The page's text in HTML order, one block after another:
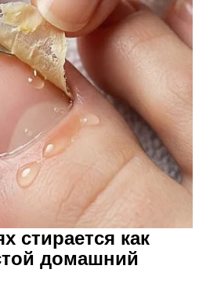
стирается как
домашний